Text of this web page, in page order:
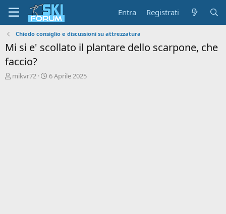
Entra Registrati
Chiedo consiglio e discussioni su attrezzatura
Mi si e' scollato il plantare dello scarpone, che
faccio?
A
mikvr72
D
6 Aprile 2025